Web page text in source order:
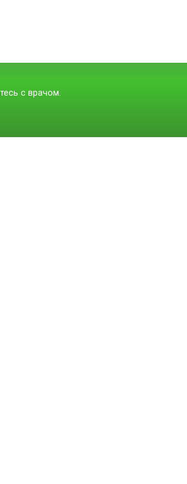
с врачом.